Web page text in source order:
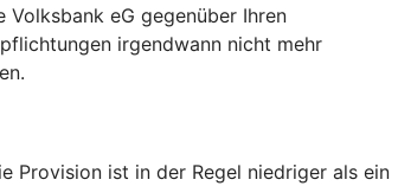
eG gegenüber Ihren
irgendwann nicht mehr
Provision ist in der Regel niedriger als ein